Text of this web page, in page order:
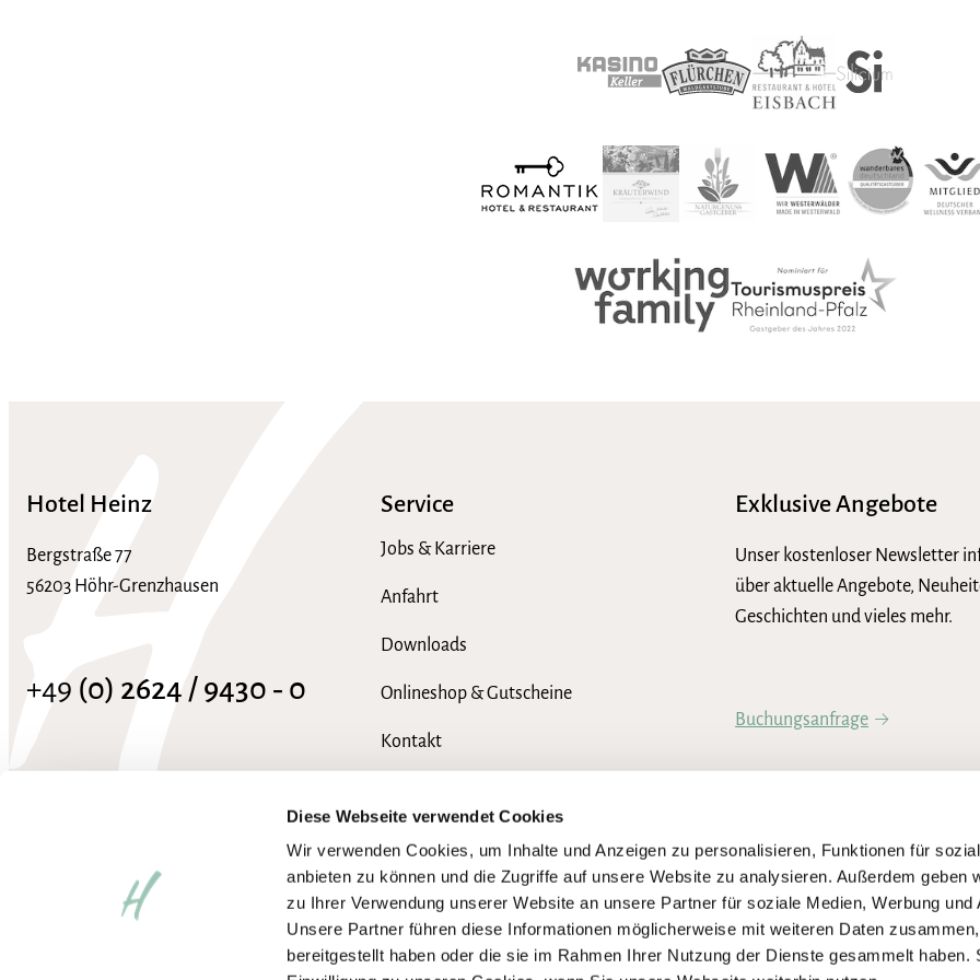
Diese Webseite verwendet Cookies
Wir verwenden Cookies, um Inhalte und Anzeigen zu personalisieren, Funktionen für
anbieten zu können und die Zugriffe auf unsere Website zu analysieren. Außerdem geben
zu Ihrer Verwendung unserer Website an unsere Partner für soziale Medien, Werbung und
Unsere Partner führen diese Informationen möglicherweise mit weiteren Daten
bereitgestellt haben oder die sie im Rahmen Ihrer Nutzung der Dienste gesammelt haben.
Hotel Heinz
Bergstraße 77
56203 Höhr-Grenzhausen
+49 (0) 2624 / 9430 ‑ 0
Service
Jobs & Karriere
Anfahrt
Downloads
Onlineshop & Gutscheine
Kontakt
Exklusive Angebote
Unser kostenloser Newsletter
über aktuelle Angebote,
Geschichten und vieles mehr.
Buchungsanfrage